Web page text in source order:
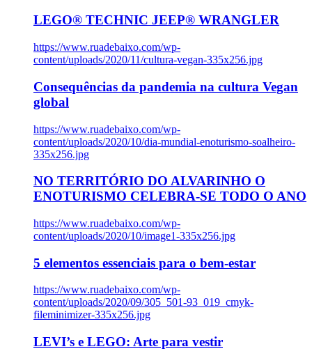
LEGO® TECHNIC JEEP® WRANGLER
https://www.ruadebaixo.com/wp-
content/uploads/2020/11/cultura-vegan-335x256.jpg
Consequências da pandemia na cultura Vegan
global
https://www.ruadebaixo.com/wp-
content/uploads/2020/10/dia-mundial-enoturismo-soalheiro-
335x256.jpg
NO TERRITÓRIO DO ALVARINHO O
ENOTURISMO CELEBRA-SE TODO O ANO
https://www.ruadebaixo.com/wp-
content/uploads/2020/10/image1-335x256.jpg
5 elementos essenciais para o bem-estar
https://www.ruadebaixo.com/wp-
content/uploads/2020/09/305_501-93_019_cmyk-
fileminimizer-335x256.jpg
LEVI’s e LEGO: Arte para vestir